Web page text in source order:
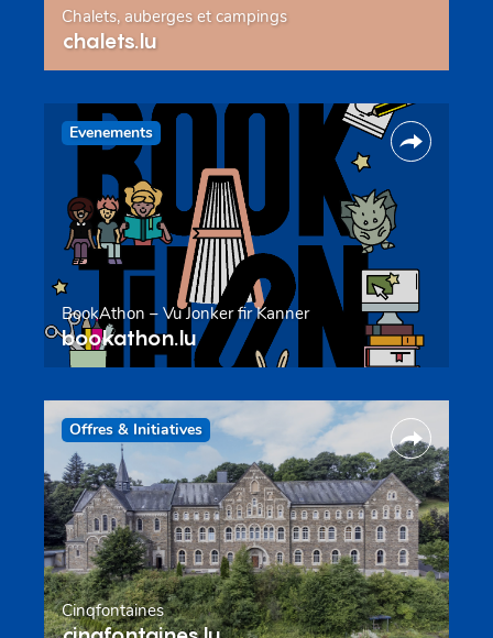
Chalets, auberges et campings
chalets.lu
Evenements
BookAthon – Vu Jonker fir Kanner
bookathon.lu
Offres & Initiatives
Cinqfontaines